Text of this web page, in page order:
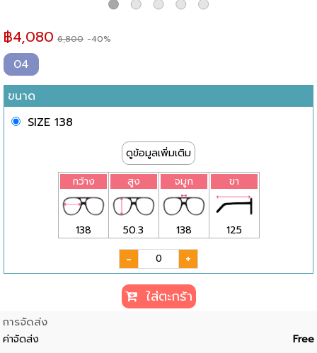
฿4,080 6,800 -40%
04
ขนาด
SIZE 138
ดูข้อมูลเพิ่มเติม
กว้าง
138
สูง
50.3
จมูก
138
ขา
125
- +
ใส่ตะกร้า
การจัดส่ง
ค่าจัดส่ง Free